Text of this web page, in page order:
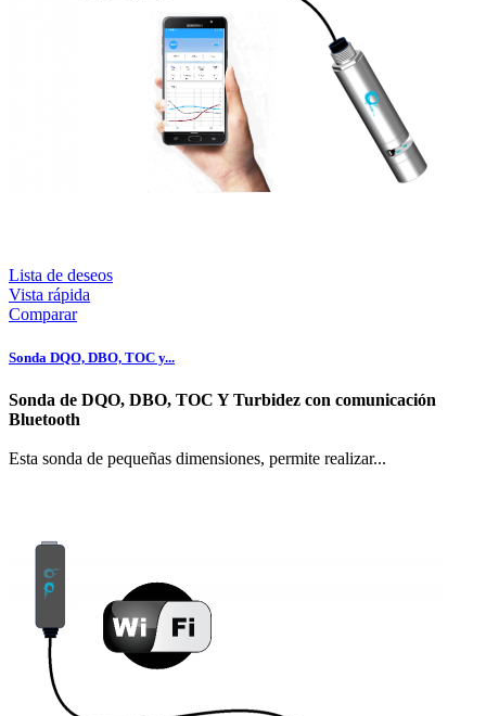
Lista de deseos
Vista rápida
Comparar
Sonda DQO, DBO, TOC y...
Sonda de DQO, DBO, TOC Y Turbidez con comunicación
Bluetooth
Esta sonda de pequeñas dimensiones, permite realizar...